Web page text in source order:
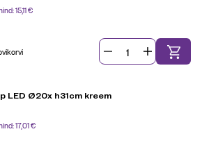
15,11€
LED Ø20x h31cm kreem
17,01€